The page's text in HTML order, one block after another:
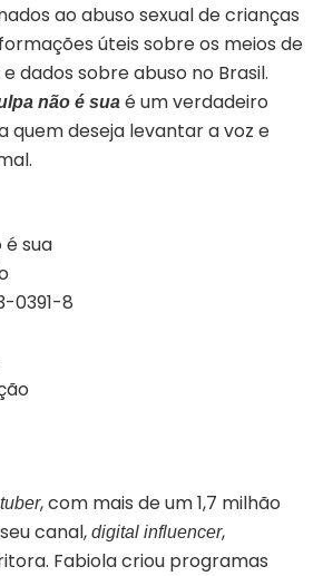
ao abuso sexual de crianças
úteis sobre os meios de
dados sobre abuso no Brasil.
não é sua é um verdadeiro
quem deseja levantar a voz e
é sua
0391-8
, com mais de um 1,7 milhão
canal, digital influencer,
Fabiola criou programas